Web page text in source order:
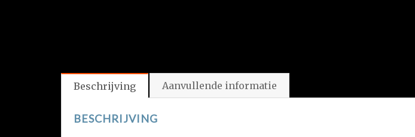
Beschrijving Aanvullende informatie
BESCHRIJVING